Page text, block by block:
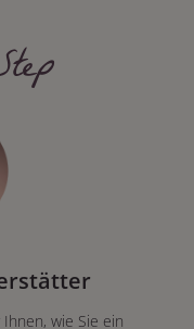
wie Sie ein